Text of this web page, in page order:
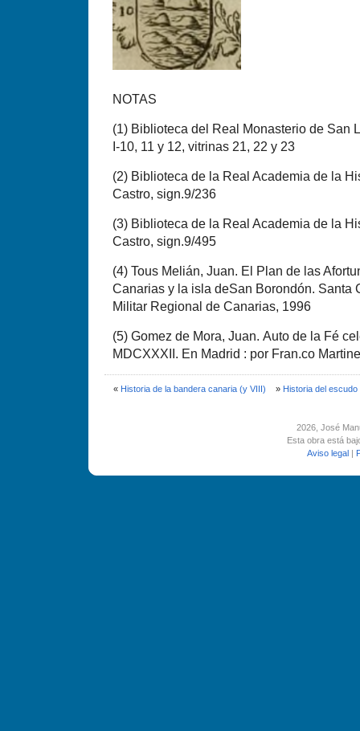
NOTAS
(1) Biblioteca del Real Monasterio de San
I-10, 11 y 12, vitrinas 21, 22 y 23
(2) Biblioteca de la Real Academia de la
Castro, sign.9/236
(3) Biblioteca de la Real Academia de la
Castro, sign.9/495
(4) Tous Melián, Juan. El Plan de las
Canarias y la isla deSan Borondón. Santa
Militar Regional de Canarias, 1996
(5) Gomez de Mora, Juan. Auto de la Fé
MDCXXXII. En Madrid : por Fran.co
« Historia de la bandera canaria (y VIII) » Historia del
2026, José
Esta obra está
Aviso legal |